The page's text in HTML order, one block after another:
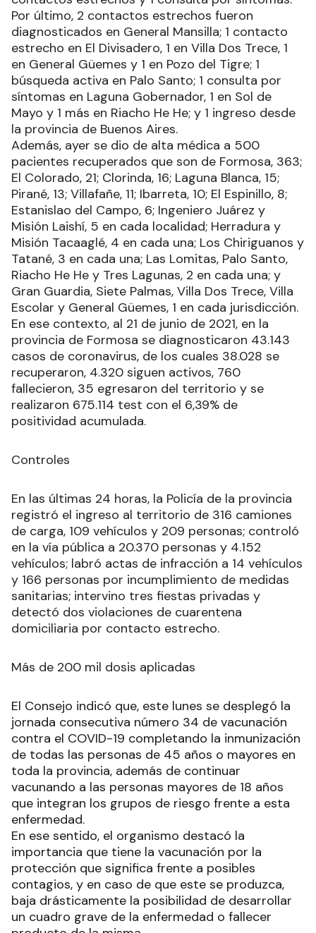
Por último, 2 contactos estrechos fueron
diagnosticados en General Mansilla; 1 contacto
estrecho en El Divisadero, 1 en Villa Dos Trece, 1
en General Güemes y 1 en Pozo del Tigre; 1
búsqueda activa en Palo Santo; 1 consulta por
síntomas en Laguna Gobernador, 1 en Sol de
Mayo y 1 más en Riacho He He; y 1 ingreso desde
la provincia de Buenos Aires.
Además, ayer se dio de alta médica a 500
pacientes recuperados que son de Formosa, 363;
El Colorado, 21; Clorinda, 16; Laguna Blanca, 15;
Pirané, 13; Villafañe, 11; Ibarreta, 10; El Espinillo, 8;
Estanislao del Campo, 6; Ingeniero Juárez y
Misión Laishí, 5 en cada localidad; Herradura y
Misión Tacaaglé, 4 en cada una; Los Chiriguanos y
Tatané, 3 en cada una; Las Lomitas, Palo Santo,
Riacho He He y Tres Lagunas, 2 en cada una; y
Gran Guardia, Siete Palmas, Villa Dos Trece, Villa
Escolar y General Güemes, 1 en cada jurisdicción.
En ese contexto, al 21 de junio de 2021, en la
provincia de Formosa se diagnosticaron 43.143
casos de coronavirus, de los cuales 38.028 se
recuperaron, 4.320 siguen activos, 760
fallecieron, 35 egresaron del territorio y se
realizaron 675.114 test con el 6,39% de
positividad acumulada.
Controles
En las últimas 24 horas, la Policía de la provincia
registró el ingreso al territorio de 316 camiones
de carga, 109 vehículos y 209 personas; controló
en la vía pública a 20.370 personas y 4.152
vehículos; labró actas de infracción a 14 vehículos
y 166 personas por incumplimiento de medidas
sanitarias; intervino tres fiestas privadas y
detectó dos violaciones de cuarentena
domiciliaria por contacto estrecho.
Más de 200 mil dosis aplicadas
El Consejo indicó que, este lunes se desplegó la
jornada consecutiva número 34 de vacunación
contra el COVID-19 completando la inmunización
de todas las personas de 45 años o mayores en
toda la provincia, además de continuar
vacunando a las personas mayores de 18 años
que integran los grupos de riesgo frente a esta
enfermedad.
En ese sentido, el organismo destacó la
importancia que tiene la vacunación por la
protección que significa frente a posibles
contagios, y en caso de que este se produzca,
baja drásticamente la posibilidad de desarrollar
un cuadro grave de la enfermedad o fallecer